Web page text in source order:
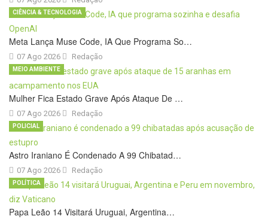
Meta Lança Muse Code, IA Que Programa So…
07 Ago 2026
CIÊNCIA & TECNOLOGIA
Redação
Mulher Fica Estado Grave Após Ataque De …
07 Ago 2026
MEIO AMBIENTE
Redação
Astro Iraniano É Condenado A 99 Chibatad…
07 Ago 2026
POLICIAL
Redação
Papa Leão 14 Visitará Uruguai, Argentina…
POLÍTICA